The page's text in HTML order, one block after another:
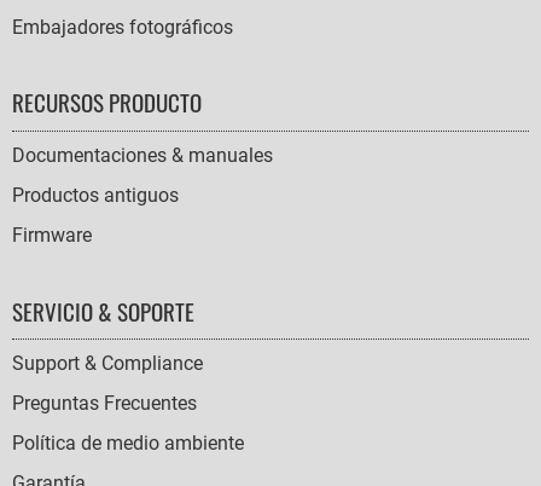
Embajadores fotográficos
RECURSOS PRODUCTO
Documentaciones & manuales
Productos antiguos
Firmware
SERVICIO & SOPORTE
Support & Compliance
Preguntas Frecuentes
Política de medio ambiente